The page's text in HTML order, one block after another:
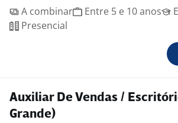
A combinar
Entre 5 e 10 anos
Presencial
Auxiliar De Vendas /
Grande)